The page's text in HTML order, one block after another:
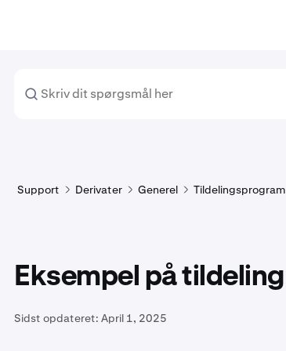
Support Derivater Generel Tildelingsprogram
Eksempel på tildeling
Sidst opdateret: April 1, 2025